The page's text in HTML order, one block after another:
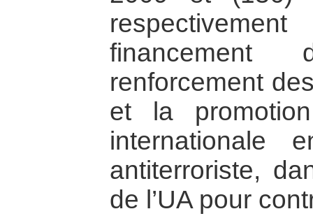
renforcement
et la
internationale
antiterroriste,
de l’UA pour